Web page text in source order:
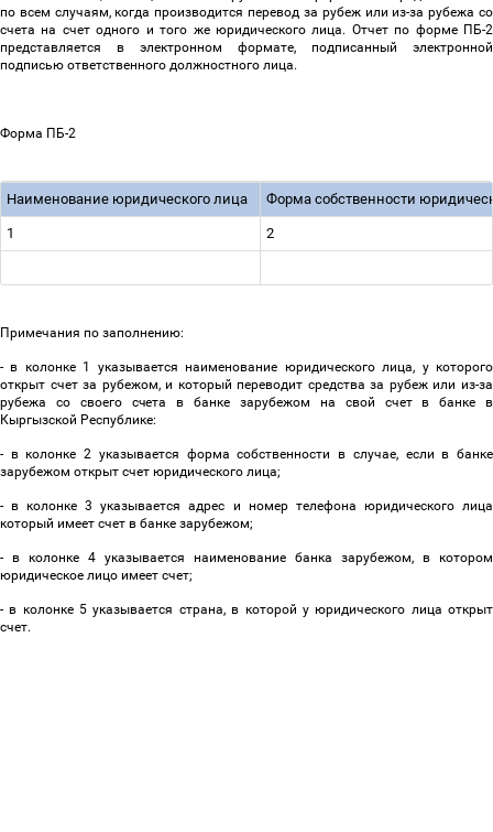
по всем случаям, когда производится перевод за рубеж или из-за рубежа со
счета на счет одного и того же юридического лица. Отчет по форме ПБ-2
представляется в электронном формате, подписанный электронной
подписью ответственного должностного лица.
Форма ПБ-2
Наименование юридического лица Форма собственности
1 2
Примечания по заполнению:
- в колонке 1 указывается наименование юридического лица, у которого
открыт счет за рубежом, и который переводит средства за рубеж или из-за
рубежа со своего счета в банке зарубежом на свой счет в банке в
Кыргызской Республике:
- в колонке 2 указывается форма собственности в случае, если в банке
зарубежом открыт счет юридического лица;
- в колонке 3 указывается адрес и номер телефона юридического лица
который имеет счет в банке зарубежом;
- в колонке 4 указывается наименование банка зарубежом, в котором
юридическое лицо имеет счет;
- в колонке 5 указывается страна, в которой у юридического лица открыт
счет.